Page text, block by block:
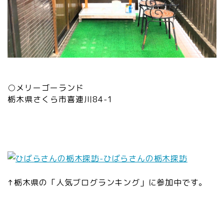
○メリーゴーランド
栃木県さくら市喜連川84-1
↑栃木県の「人気ブログランキング」に参加中です。